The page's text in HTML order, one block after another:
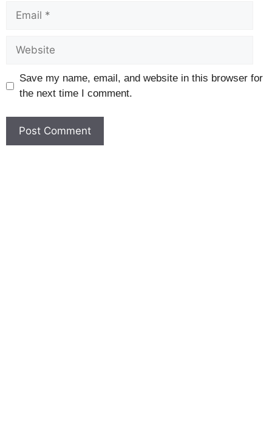
Save my name, email, and website in this browser for
the next time I comment.